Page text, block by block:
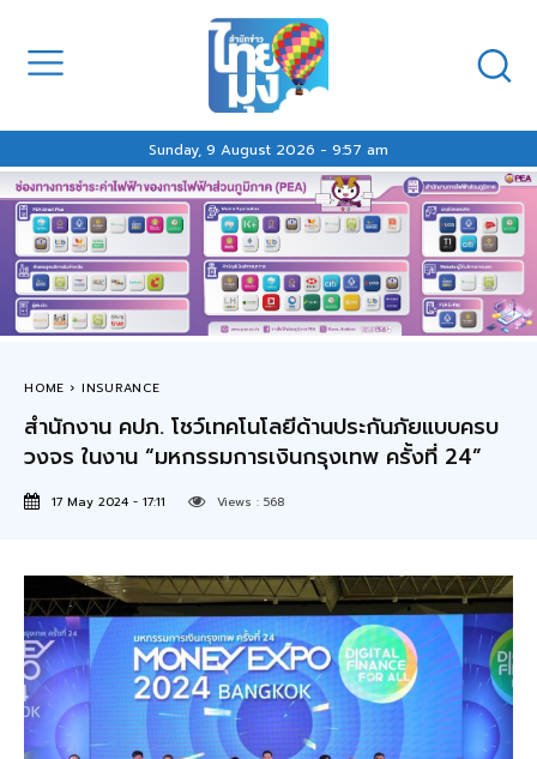
Sunday, 9 August 2026 - 9:57 am
HOME INSURANCE
สำนักงาน คปภ. โชว์เทคโนโลยีด้านประกันภัยแบบครบ
วงจร ในงาน “มหกรรมการเงินกรุงเทพ ครั้งที่ 24”
17 May 2024 - 17:11 Views : 568